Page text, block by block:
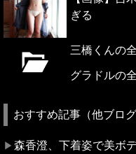
ぎる
三橋くんの
グラドルの
おすすめ記事（他ブログ
森香澄、下着姿で美ボディー披露 「ピー